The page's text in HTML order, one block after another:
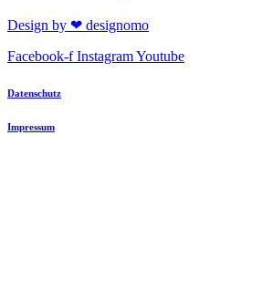
Design by ❤ designomo
Facebook-f InstagramYoutube
Datenschutz
Impressum